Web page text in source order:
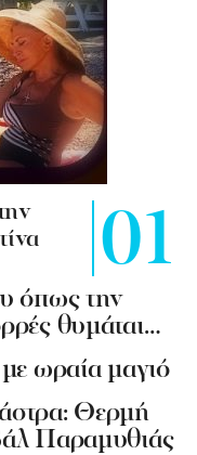
όπως την
θυμάται…
ωραία μαγιό
άστρα: Θερμή
Παραμυθιάς